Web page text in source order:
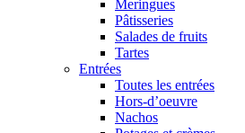
Meringues
Pâtisseries
Salades de fruits
Tartes
Entrées
Toutes les entrées
Hors-d’oeuvre
Nachos